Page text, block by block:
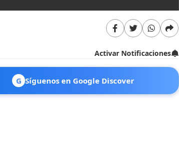
Activar Notificaciones
G Síguenos en Google Discover